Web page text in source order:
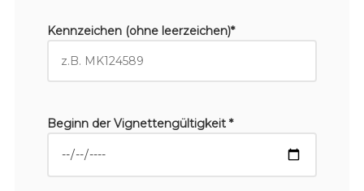
Kennzeichen (ohne leerzeichen)*
Beginn der Vignettengültigkeit *